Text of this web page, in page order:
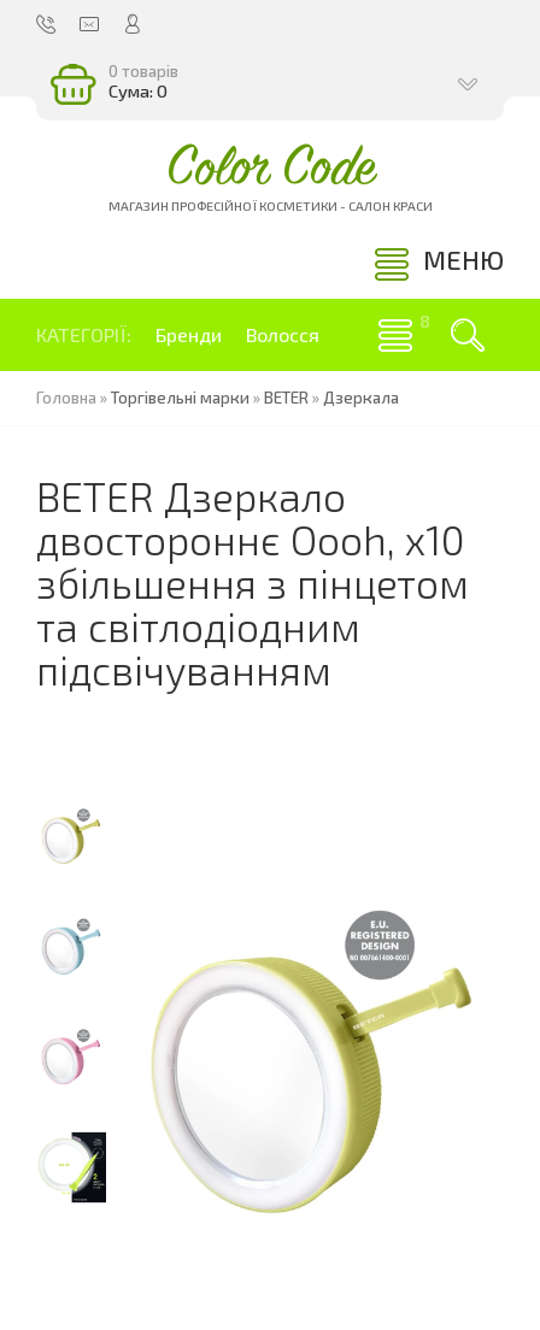
0 товарів
Сума: 0
Color Code
МАГАЗИН ПРОФЕСІЙНОЇ КОСМЕТИКИ - САЛОН КРАСИ
МЕНЮ
КАТЕГОРІЇ: Бренди Волосся
Головна »Торгівельні марки »BETER » Дзеркала
BETER Дзеркало
двостороннє Oooh, х10
збільшення з пінцетом
та світлодіодним
підсвічуванням